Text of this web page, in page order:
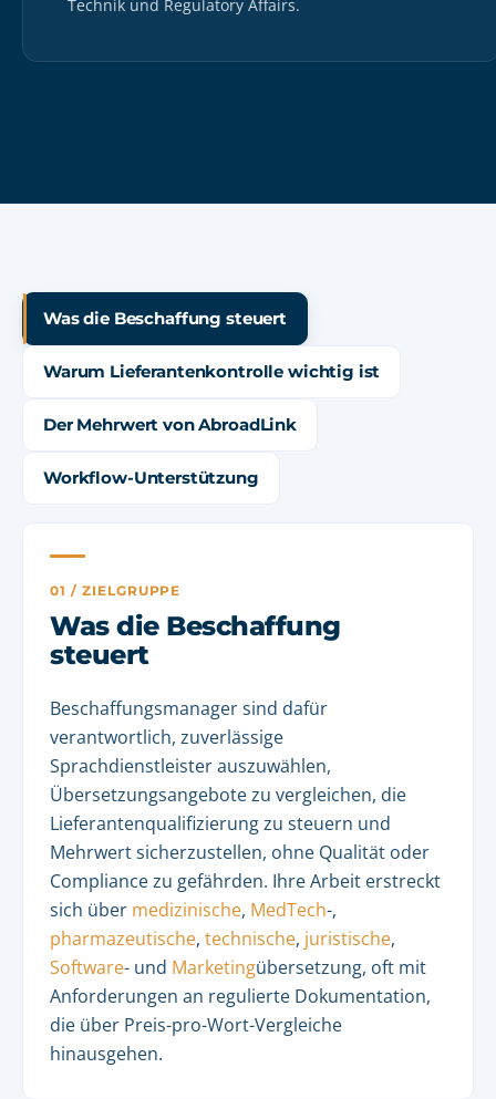
Technik und Regulatory Affairs.
Was die Beschaffung steuert
Warum Lieferantenkontrolle wichtig ist
Der Mehrwert von AbroadLink
Workflow-Unterstützung
01 / ZIELGRUPPE
Was die Beschaffung
steuert
Beschaffungsmanager sind dafür
verantwortlich, zuverlässige
Sprachdienstleister auszuwählen,
Übersetzungsangebote zu vergleichen, die
Lieferantenqualifizierung zu steuern und
Mehrwert sicherzustellen, ohne Qualität oder
Compliance zu gefährden. Ihre Arbeit erstreckt
sich über medizinische, MedTech-,
pharmazeutische, technische, juristische,
Software- und Marketingübersetzung, oft mit
Anforderungen an regulierte Dokumentation,
die über Preis-pro-Wort-Vergleiche
hinausgehen.